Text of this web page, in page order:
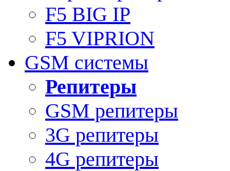
F5 BIG IP
F5 VIPRION
GSM системы
Репитеры
GSM репитеры
3G репитеры
4G репитеры